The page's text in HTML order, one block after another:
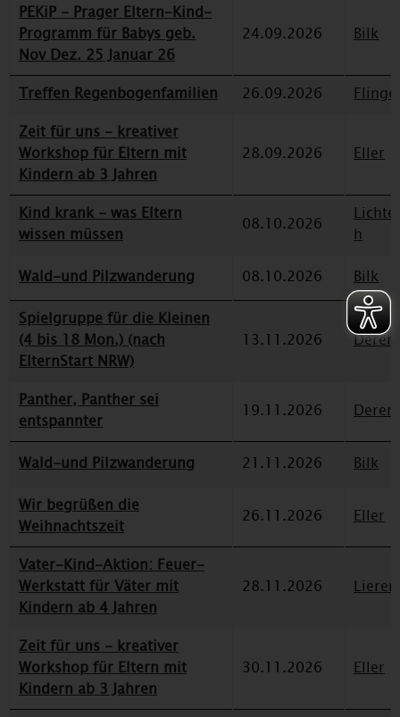
PEKiP - Prager Eltern-Kind-
Programm für Babys geb.
Nov Dez. 25 Januar 26
24.09.2026 Bilk
Treffen Regenbogenfamilien 26.09.2026
Zeit für uns - kreativer
Workshop für Eltern mit
Kindern ab 3 Jahren
28.09.2026 Eller
Kind krank - was Eltern
wissen müssen
08.10.2026
h
Wald-und Pilzwanderung
08.10.2026
Bilk
Spielgruppe für die Kleinen
(4 bis 18 Mon.) (nach
ElternStart NRW)
13.11.2026
Panther, Panther sei
entspannter
19.11.2026
Wald-und Pilzwanderung 21.11.2026
Bilk
Wir begrüßen die
Weihnachtszeit
26.11.2026 Eller
Vater-Kind-Aktion: Feuer-
Werkstatt für Väter mit
Kindern ab 4 Jahren
28.11.2026
Zeit für uns - kreativer
Workshop für Eltern mit
Kindern ab 3 Jahren
30.11.2026 Eller